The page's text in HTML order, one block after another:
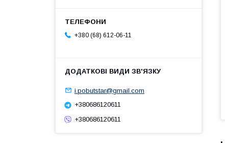
+380 (68) 612-06-11
i.pobutstar@gmail.com
+380686120611
+380686120611